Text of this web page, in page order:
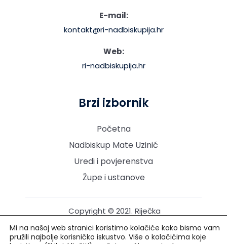
E-mail:
kontakt@ri-nadbiskupija.hr
Web:
ri-nadbiskupija.hr
Brzi izbornik
Početna
Nadbiskup Mate Uzinić
Uredi i povjerenstva
Župe i ustanove
Copyright © 2021. Riječka
nadbiskupija. Sva prava
pridržana.
Mi na našoj web stranici koristimo kolačiće kako bismo vam
pružili najbolje korisničko iskustvo. Više o kolačićima koje